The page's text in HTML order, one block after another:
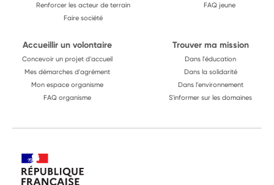
Renforcer les acteur de terrain
Faire société
FAQ jeune
Accueillir un volontaire
Concevoir un projet d'accueil
Mes démarches d'agrément
Mon espace organisme
FAQ organisme
Trouver ma mission
Dans l'éducation
Dans la solidarité
Dans l'environnement
S'informer sur les domaines